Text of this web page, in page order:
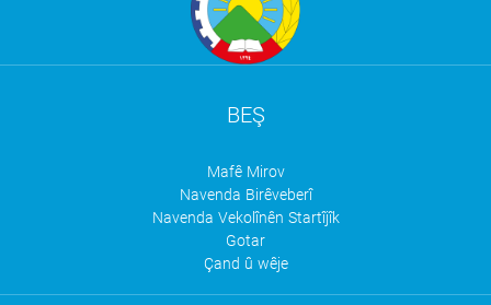
BEŞ
Mafê Mirov
Navenda Birêveberî
Navenda Vekolînên Startîjîk
Gotar
Çand û wêje